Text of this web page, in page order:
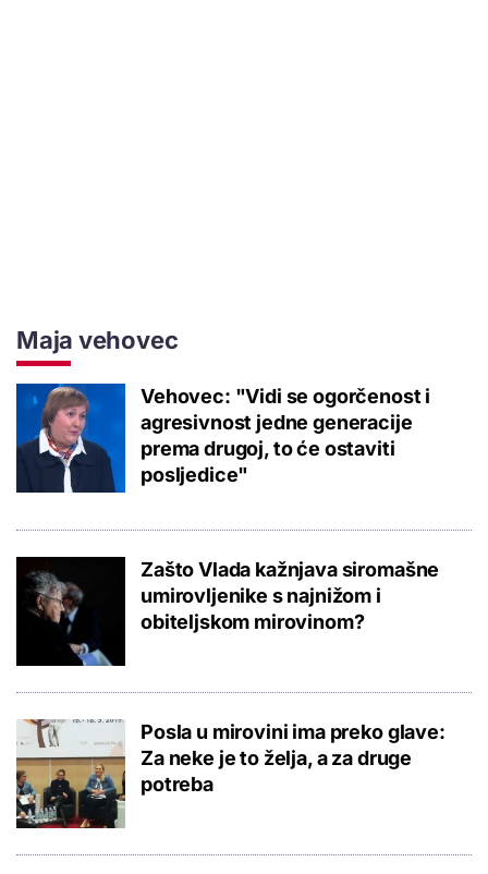
Maja vehovec
Vehovec: "Vidi se ogorčenost i
agresivnost jedne generacije
prema drugoj, to će ostaviti
posljedice"
Zašto Vlada kažnjava siromašne
umirovljenike s najnižom i
obiteljskom mirovinom?
Posla u mirovini ima preko glave:
Za neke je to želja, a za druge
potreba